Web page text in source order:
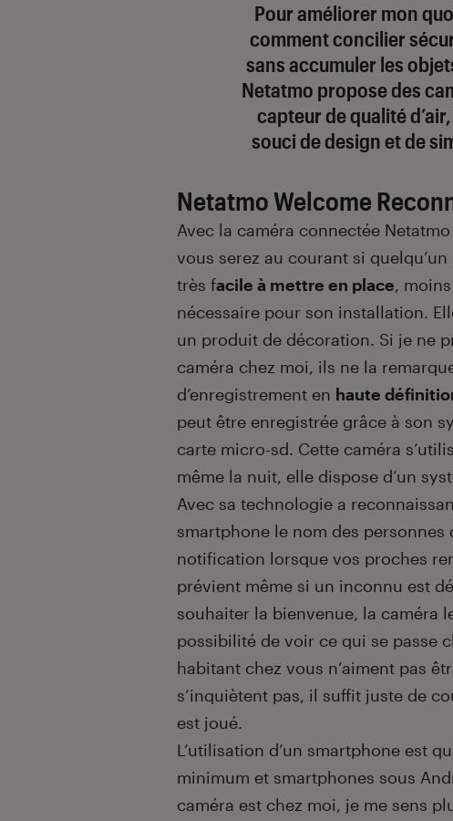
Pour améliorer mon
comment concilier
sans accumuler les
Netatmo propose des
capteur de qualité
souci de design et de
Netatmo Welcome
Avec la caméra connectée
vous serez au courant si
très facile à mettre en place,
nécessaire pour son installation.
un produit de décoration. Si je ne
caméra chez moi, ils ne la
d’enregistrement en haute
peut être enregistrée grâce à son
carte micro-sd. Cette caméra
même la nuit, elle dispose d’un
Avec sa technologie a
smartphone le nom des personnes
notification lorsque vos proches
prévient même si un inconnu est
souhaiter la bienvenue, la caméra
possibilité de voir ce qui se passe
habitant chez vous n’aiment pas
s’inquiètent pas, il suffit juste de
est joué.
L’utilisation d’un smartphone est
minimum et smartphones sous
caméra est chez moi, je me sens